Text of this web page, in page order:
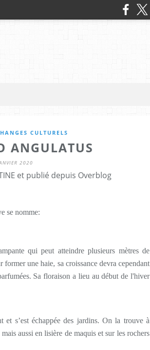
CULTURELS
ANGULATUS
2020
et publié depuis Overblog
se nomme:
qui peut atteindre plusieurs mètres de
une haie, sa croissance devra cependant
Sa floraison a lieu au début de l'hiver
et s’est échappée des jardins. On la trouve à
aussi en lisière de maquis et sur les rochers